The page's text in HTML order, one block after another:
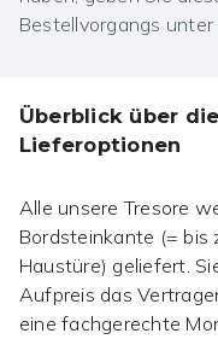
Bestellvorgangs
Überblick über
Lieferoptionen
Alle unsere Tresore
Bordsteinkante (= bis
Haustüre) geliefert.
Aufpreis das
eine fachgerechte